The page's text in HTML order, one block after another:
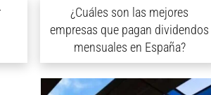
¿Cuáles son las mejores
empresas que pagan dividendos
mensuales en España?